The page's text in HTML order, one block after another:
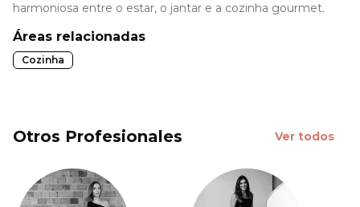
harmoniosa entre o estar, o jantar e a cozinha gourmet.
Áreas relacionadas
Cozinha
Otros Profesionales Ver todos